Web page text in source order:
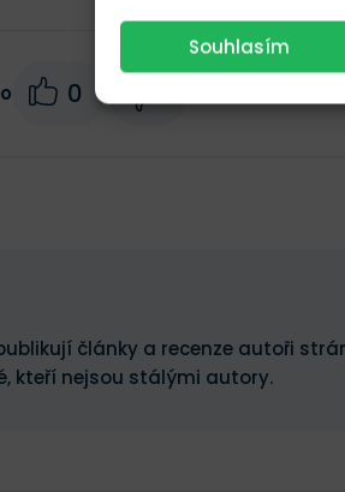
Souhlasím
0
články a recenze autoři
kteří nejsou stálými autory.